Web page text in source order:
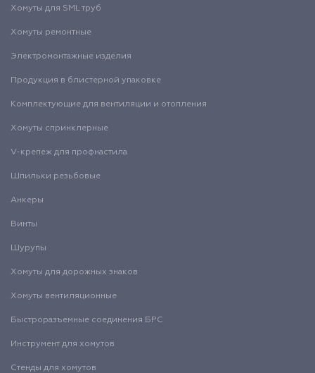
Хомуты для SML труб
Хомуты ремонтные
Электромонтажные изделия
Продукция в блистерной упаковке
Комплектующие для вентиляции и отопления
Хомуты спринклерные
V-крепеж для профнастила
Шпильки резьбовые
Анкеры
Винты
Шурупы
Хомуты для дорожных знаков
Хомуты вентиляционные
Быстроразъемные соединения БРС
Инструмент для хомутов
Стенды для хомутов